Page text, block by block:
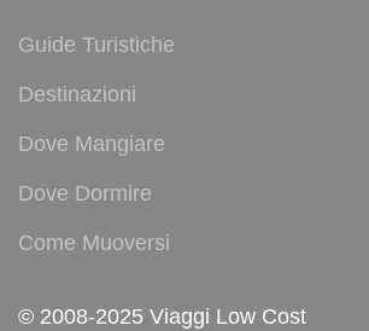
Guide Turistiche
Destinazioni
Dove Mangiare
Dove Dormire
Come Muoversi
© 2008-2025 Viaggi Low Cost